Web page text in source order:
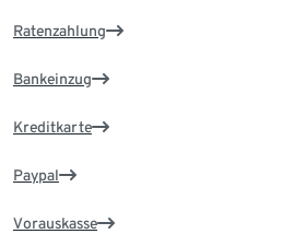
Ratenzahlung
Bankeinzug
Kreditkarte
Paypal
Vorauskasse